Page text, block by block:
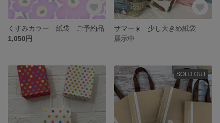
くすみカラー 紙袋 ご予約品
1,050円
サマー☀️ 少し大きめ紙袋
展示中
SOLD OUT